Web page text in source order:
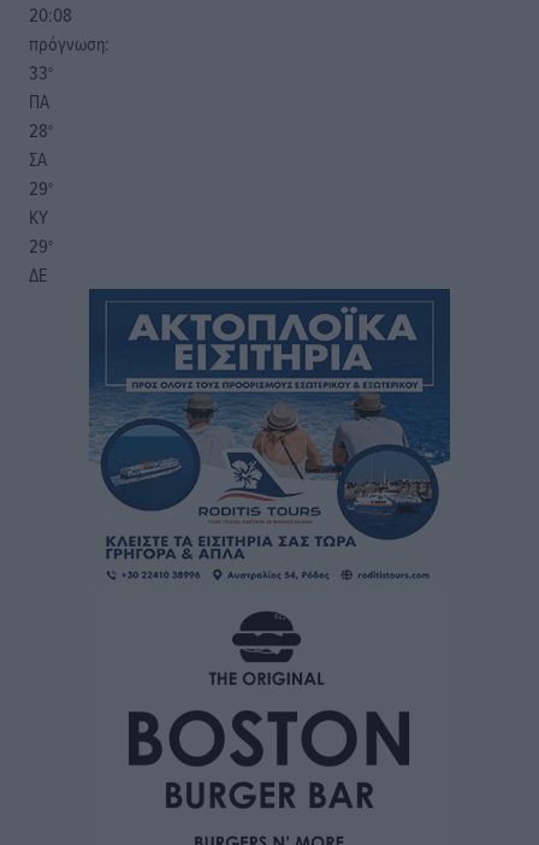
20:08
πρόγνωση:
33°
ΠΑ
28°
ΣΑ
29°
ΚΥ
29°
ΔΕ